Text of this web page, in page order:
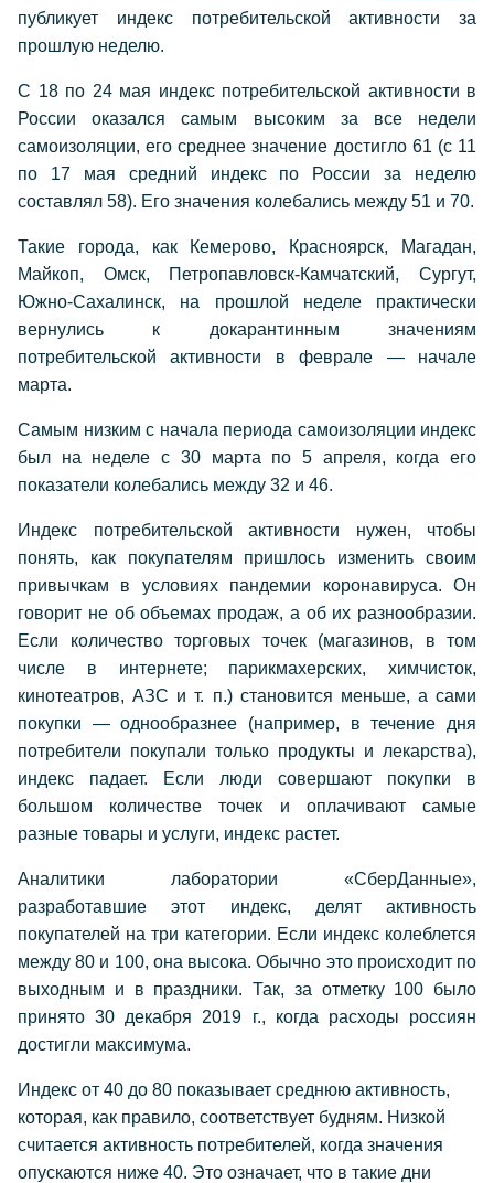
публикует индекс потребительской активности за
прошлую неделю.
С 18 по 24 мая индекс потребительской активности в
России оказался самым высоким за все недели
самоизоляции, его среднее значение достигло 61 (с 11
по 17 мая средний индекс по России за неделю
составлял 58). Его значения колебались между 51 и 70.
Такие города, как Кемерово, Красноярск, Магадан,
Майкоп, Омск, Петропавловск-Камчатский, Сургут,
Южно-Сахалинск, на прошлой неделе практически
вернулись к докарантинным значениям
потребительской активности в феврале — начале
марта.
Самым низким с начала периода самоизоляции индекс
был на неделе с 30 марта по 5 апреля, когда его
показатели колебались между 32 и 46.
Индекс потребительской активности нужен, чтобы
понять, как покупателям пришлось изменить своим
привычкам в условиях пандемии коронавируса. Он
говорит не об объемах продаж, а об их разнообразии.
Если количество торговых точек (магазинов, в том
числе в интернете; парикмахерских, химчисток,
кинотеатров, АЗС и т. п.) становится меньше, а сами
покупки — однообразнее (например, в течение дня
потребители покупали только продукты и лекарства),
индекс падает. Если люди совершают покупки в
большом количестве точек и оплачивают самые
разные товары и услуги, индекс растет.
Аналитики лаборатории «СберДанные»,
разработавшие этот индекс, делят активность
покупателей на три категории. Если индекс колеблется
между 80 и 100, она высока. Обычно это происходит по
выходным и в праздники. Так, за отметку 100 было
принято 30 декабря 2019 г., когда расходы россиян
достигли максимума.
Индекс от 40 до 80 показывает среднюю активность,
которая, как правило, соответствует будням. Низкой
считается активность потребителей, когда значения
опускаются ниже 40. Это означает, что в такие дни